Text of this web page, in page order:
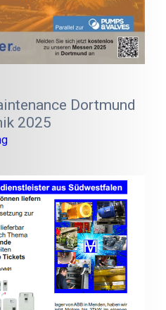
Dortmund
2025